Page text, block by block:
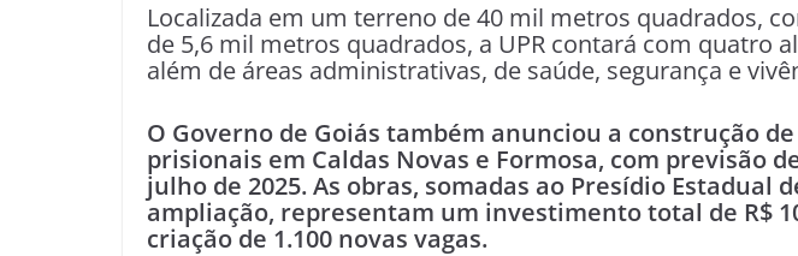
Localizada em um terreno de 40 mil metros quadrados,
de 5,6 mil metros quadrados, a UPR contará com quatro
além de áreas administrativas, de saúde, segurança e
O Governo de Goiás também anunciou a construção
prisionais em Caldas Novas e Formosa, com previsão
julho de 2025. As obras, somadas ao Presídio Estadual
ampliação, representam um investimento total de R$
criação de 1.100 novas vagas.